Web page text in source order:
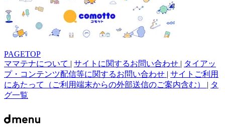
PAGETOP
ママテナについて | サイトに関するお問い合わせ | タイアッ
プ・コンテンツ配信等に関するお問い合わせ | サイトご利用
にあたって（ご利用端末からの外部送信のご案内含む） | タ
グ一覧